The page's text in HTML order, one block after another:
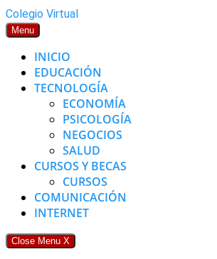
Skip
to
Colegio Virtual
Menu
INICIO
EDUCACIÓN
TECNOLOGÍA
ECONOMÍA
PSICOLOGÍA
NEGOCIOS
SALUD
CURSOS Y BECAS
CURSOS
COMUNICACIÓN
INTERNET
Close Menu X